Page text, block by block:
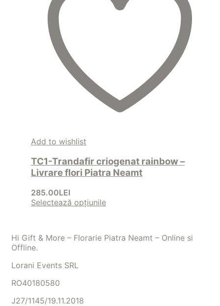
Add to wishlist
TC1-Trandafir criogenat rainbow –
Livrare flori Piatra Neamt
285.00LEI
Selectează opțiunile
Hi Gift & More – Florarie Piatra Neamt – Online si
Offline.
Lorani Events SRL
RO40180580
J27/1145/19.11.2018